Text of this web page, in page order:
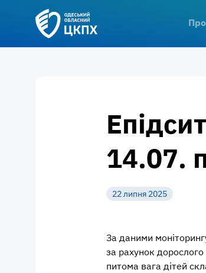
14.07.
22 липня 2025
За даними
за рахунок
питома вага дітей